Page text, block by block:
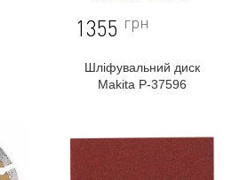
1355 грн
Шліфувальний диск
Makita P-37596